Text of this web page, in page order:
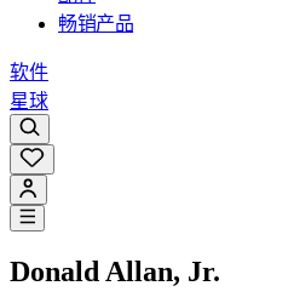
畅销产品
软件
星球
Donald Allan, Jr.